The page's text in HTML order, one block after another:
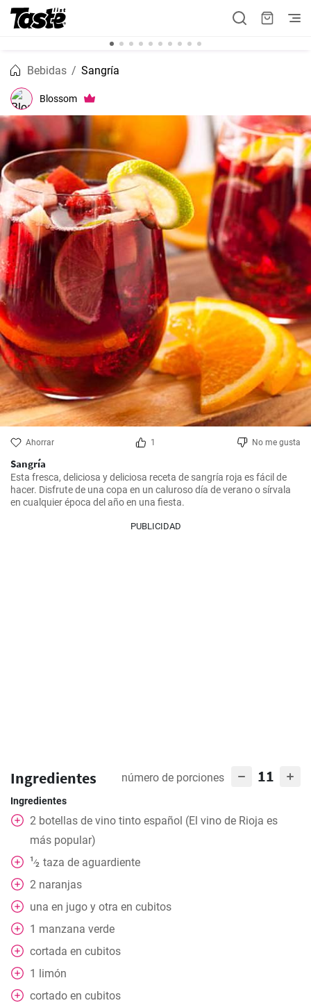
Bebidas Sangría
Blossom
Ahorrar 1 No me gusta
Sangría
Esta fresca, deliciosa y deliciosa receta de sangría roja es fácil de
hacer. Disfrute de una copa en un caluroso día de verano o sírvala
en cualquier época del año en una fiesta.
PUBLICIDAD
Ingredientes número de porciones 11
Ingredientes
2 botellas de vino tinto español (El vino de Rioja es
más popular)
1⁄2 taza de aguardiente
2 naranjas
una en jugo y otra en cubitos
1 manzana verde
cortada en cubitos
1 limón
cortado en cubitos